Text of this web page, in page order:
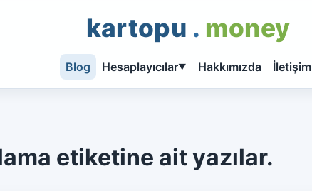
kartopu . money
Blog Hesaplayıcılar▼ Hakkımızda İletişim
etiketine ait yazılar.